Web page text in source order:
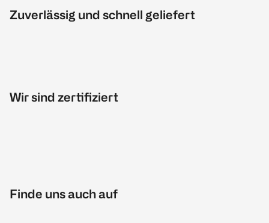
Zuverlässig und schnell geliefert
Wir sind zertifiziert
Finde uns auch auf